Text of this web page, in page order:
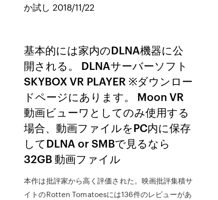
か試し 2018/11/22
基本的には家内のDLNA機器に公
開される。 DLNAサーバーソフト
SKYBOX VR PLAYER ※ダウンロー
ドページにあります。 Moon VR
動画ビューワとしてのみ使用する
場合、動画ファイルをPC内に保存
してDLNA or SMBで見るなら
32GB 動画ファイル
本作は批評家から高く評価された。映画批評集積サ
イトのRotten Tomatoesには136件のレビューがあ